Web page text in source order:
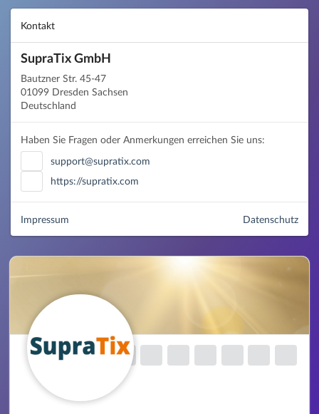
Kontakt
SupraTix GmbH
Bautzner Str. 45-47
01099 Dresden Sachsen
Deutschland
Haben Sie Fragen oder Anmerkungen erreichen Sie uns:
support@supratix.com
https://supratix.com
Datenschutz
Impressum